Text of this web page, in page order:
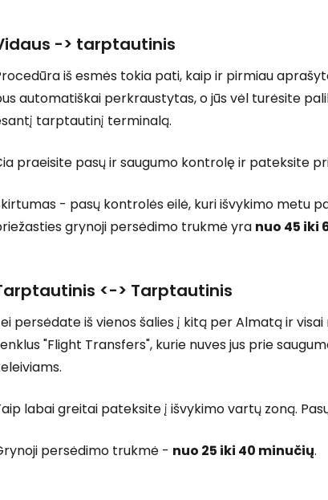
-> tarptautinis
iš esmės tokia pati, kaip ir pirmiau
automatiškai perkraustytas, o jūs vėl turėsite
tarptautinį terminalą.
praeisite pasų ir saugumo kontrolę ir pateksite
- pasų kontrolės eilė, kuri išvykimo metu
grynoji persėdimo trukmė yra nuo 45 iki
<-> Tarptautinis
persėdate iš vienos šalies į kitą per Almatą ir
"Flight Transfers", kurie nuves jus prie
labai greitai pateksite į išvykimo vartų zoną.
persėdimo trukmė - nuo 25 iki 40 minučių.